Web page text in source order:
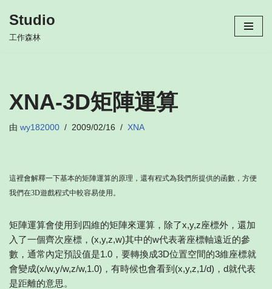
跳
Studio
工作森林
XNA-3D矩陣運算
由 wy182000 2009/02/16 XNA
這裡會解釋一下基本的矩陣運算的原理，還有程式為我們所提供的函數，方便
我們在3D遊戲程式中較容易使用。
矩陣運算會使用到四維的矩陣來運算，除了x,y,z座標外，還加
入了一個齊次座標，(x,y,z,w)其中的w代表著座標軸遠近的參
數，通常內定預設值是1.0，要轉換成3D位置空間的3維座標就
會變成(x/w,y/w,z/w,1.0)，有時候也會看到(x,y,z,1/d)，d就代表
是距離的意思。